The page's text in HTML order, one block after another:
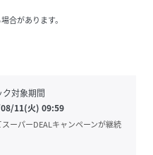
合があります。
対象期間
11(火) 09:59
ーパーDEALキャンペーンが継続